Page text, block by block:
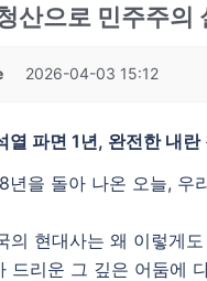
산으로 민주주의
2026-04-03 15:12
열 파면 1년, 완전한 내
을 돌아 나온 오늘,
현대사는 왜 이렇게
리운 그 깊은 어둠에